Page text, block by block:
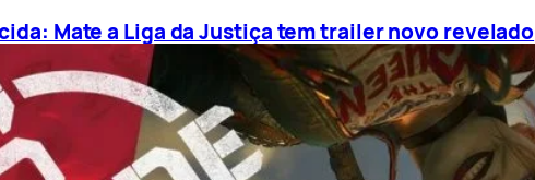
Mate a Liga da Justiça tem trailer novo revelado